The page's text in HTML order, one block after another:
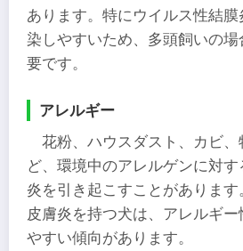
あります。特にウイルス性結
染しやすいため、多頭飼いの
要です。
アレルギー
花粉、ハウスダスト、カビ
ど、環境中のアレルゲンに対
炎を引き起こすことがありま
皮膚炎を持つ犬は、アレルギ
やすい傾向があります。